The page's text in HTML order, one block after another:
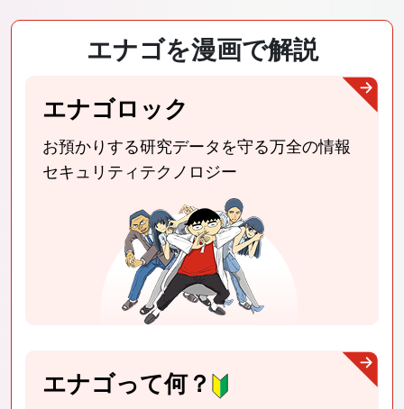
エナゴを漫画で解説
エナゴロック
お預かりする研究データを守る万全の情報
セキュリティテクノロジー
エナゴって何？